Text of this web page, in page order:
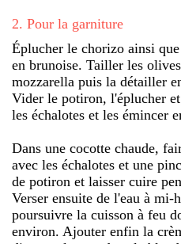
2. Pour la garniture
Éplucher le chorizo ainsi
en brunoise. Tailler les
mozzarella puis la détailler
Vider le potiron, l'éplucher
les échalotes et les émincer
Dans une cocotte chaude,
avec les échalotes et une
de potiron et laisser cuire
Verser ensuite de l'eau à mi-
poursuivre la cuisson à feu
environ. Ajouter enfin la